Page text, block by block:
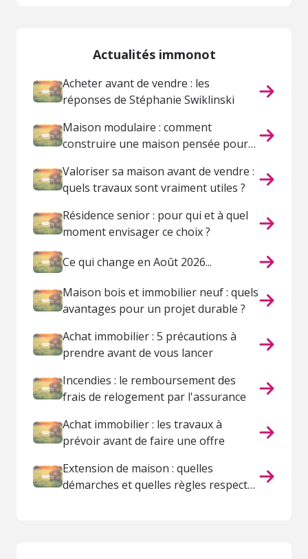
Actualités immonot
Acheter avant de vendre : les
réponses de Stéphanie Swiklinski
Maison modulaire : comment
construire une maison pensée pour
Valoriser sa maison avant de vendre :
quels travaux sont vraiment utiles ?
Résidence senior : pour qui et à quel
moment envisager ce choix ?
Ce qui change en Août 2026...
Maison bois et immobilier neuf : quels
avantages pour un projet durable ?
Achat immobilier : 5 précautions à
prendre avant de vous lancer
Incendies : le remboursement des
frais de relogement par l'assurance
Achat immobilier : les travaux à
prévoir avant de faire une offre
Extension de maison : quelles
démarches et quelles règles respecter